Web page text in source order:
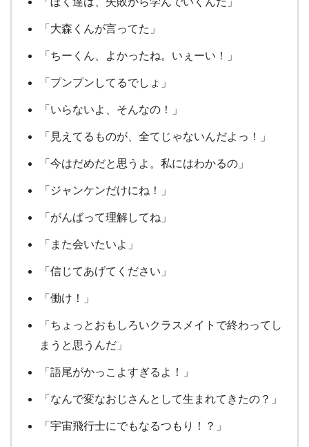
「大森くんが言ってた」
「ちーくん、よかったね。いぇーい！」
「プンプンしてるでしょ」
「いらないよ、そんなの！」
「見えてるものが、全てじゃないんだよっ！」
「今はだめだと思うよ。私にはわかるの」
「ジャンケンだけにね！」
「がんばって理解してね」
「また会いたいよ」
「信じてあげてください」
「働け！」
「ちょっとおもしろいクラスメイトで終わってし
まうと思うんだ」
「語尾がかっこよすぎるよ！」
「なんで変なおじさんとして生まれてきたの？」
「宇宙飛行士にでもなるつもり！？」